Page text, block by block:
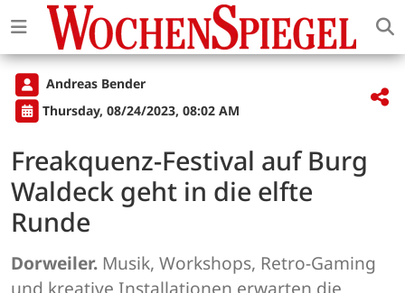
Andreas Bender
Thursday, 08/24/2023, 08:02 AM
Freakquenz-Festival auf Burg
Waldeck geht in die elfte
Runde
Dorweiler. Musik, Workshops, Retro-Gaming
und kreative Installationen erwarten die